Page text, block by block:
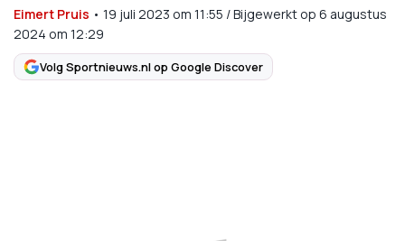
Eimert Pruis • 19 juli 2023 om 11:55 /Bijgewerkt op 6 augustus
2024 om 12:29
Volg Sportnieuws.nl op Google Discover